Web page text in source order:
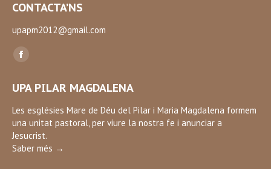
CONTACTA’NS
upapm2012@gmail.com
Find us on:
Facebook
opens
in
new
window
UPA PILAR MAGDALENA
Les esglésies Mare de Déu del Pilar i Maria Magdalena formem
una unitat pastoral, per viure la nostra fe i anunciar a
Jesucrist.
Saber més →